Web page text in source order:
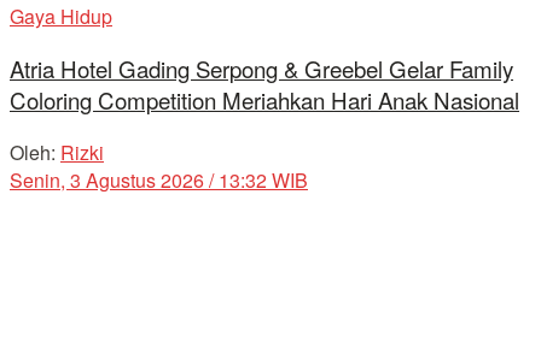
Gaya Hidup
Atria Hotel Gading Serpong & Greebel Gelar Family
Coloring Competition Meriahkan Hari Anak Nasional
Oleh: Rizki
Senin, 3 Agustus 2026 / 13:32 WIB